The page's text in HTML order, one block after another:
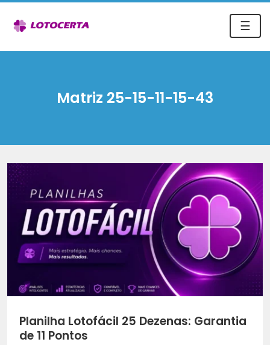
☰
Matriz 25-15-11-15-43
Planilha Lotofácil 25 Dezenas: Garantia
de 11 Pontos